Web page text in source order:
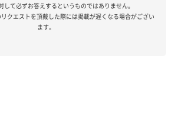
て必ずお答えするというものではありません。
クエストを頂戴した際には掲載が遅くなる場合がござい
ます。